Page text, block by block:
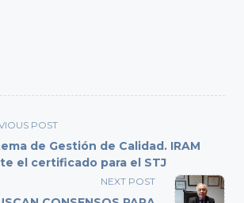
POST
de Gestión de Calidad. IRAM
el certificado para el STJ
NEXT POST